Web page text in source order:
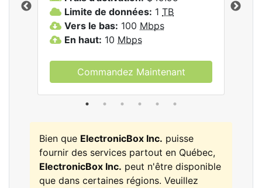
Limite de données: 1 TB
Vers le bas: 100 Mbps
En haut: 10 Mbps
Commandez Maintenant
Bien que ElectronicBox Inc. puisse
fournir des services partout en Québec,
ElectronicBox Inc. peut n'être disponible
que dans certaines régions. Veuillez